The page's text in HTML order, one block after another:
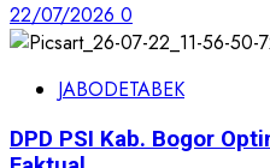
22/07/2026 0
JABODETABEK
DPD PSI Kab. Bogor